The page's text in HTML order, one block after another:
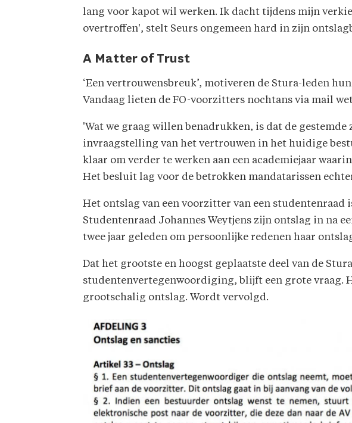
lang voor kapot wil werken. Ik dacht tijdens mijn
overtroffen', stelt Seurs ongemeen hard in zijn
A Matter of Trust
‘Een vertrouwensbreuk’, motiveren de Stura-leden
Vandaag lieten de FO-voorzitters nochtans via mail
'Wat we graag willen benadrukken, is dat de
invraagstelling van het vertrouwen in het huidige
klaar om verder te werken aan een academiejaar
Het besluit lag voor de betrokken mandatarissen
Het ontslag van een voorzitter van een studentenraad
Studentenraad Johannes Weytjens zijn ontslag in na
twee jaar geleden om persoonlijke redenen haar
Dat het grootste en hoogst geplaatste deel van de
studentenvertegenwoordiging, blijft een grote vraag.
grootschalig ontslag. Wordt vervolgd.